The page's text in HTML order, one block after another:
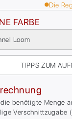
Die
FARBE
Loom
TIPPS ZUM
benötigte Menge
Verschnittzugabe